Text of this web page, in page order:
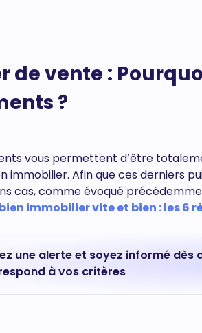
de vente :
?
vous permettent d’être
immobilier. Afin que ces derniers
cas, comme évoqué
immobilier vite et bien : les 6
une alerte et soyez informé dès
à vos critères